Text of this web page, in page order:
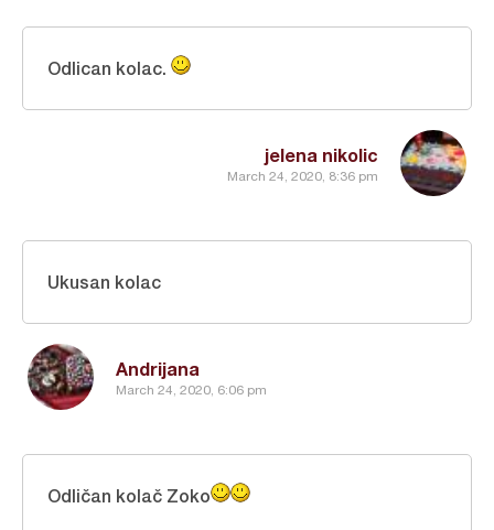
jelena nikolic
March 24, 2020, 8:36 pm
Odlican kolac.
Andrijana
March 24, 2020, 6:06 pm
Ukusan kolac
Odličan kolač Zoko